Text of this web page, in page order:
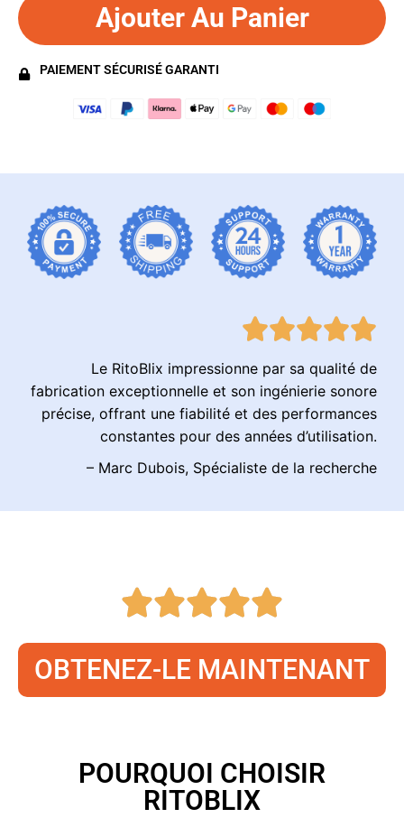
Ajouter Au Panier
PAIEMENT SÉCURISÉ GARANTI
Le RitoBlix impressionne par sa qualité de
fabrication exceptionnelle et son ingénierie sonore
précise, offrant une fiabilité et des performances
constantes pour des années d’utilisation.
– Marc Dubois, Spécialiste de la recherche
OBTENEZ-LE MAINTENANT
POURQUOI CHOISIR
RITOBLIX